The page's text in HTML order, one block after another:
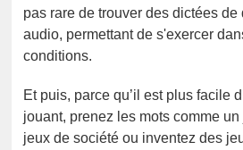
pas rare de trouver des dictées de
audio, permettant de s'exercer
conditions.
Et puis, parce qu’il est plus facile
jouant, prenez les mots comme
jeux de société ou inventez des